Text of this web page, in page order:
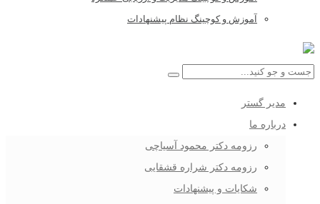
آموزش و کوچینگ نظام پیشنهادات
مدیر گستر
درباره ما
رزومه دکتر محمود آسیاچی
رزومه دکتر شراره قشقایی
شکایات و پیشنهادات